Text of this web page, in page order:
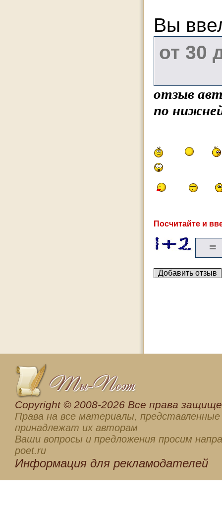
Вы
отзыв
по
Посчитайте и
Сopyright © 2008-2026 Все права
Права на все материалы, представленные
принадлежат их авторам
Ваши вопросы и предложения просим
poet.ru
Информация для рекламодателей